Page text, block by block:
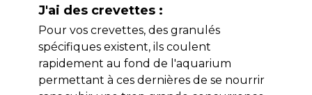
J'ai des crevettes :
Pour vos crevettes, des granulés
spécifiques existent, ils coulent
rapidement au fond de l'aquarium
permettant à ces dernières de se nourrir